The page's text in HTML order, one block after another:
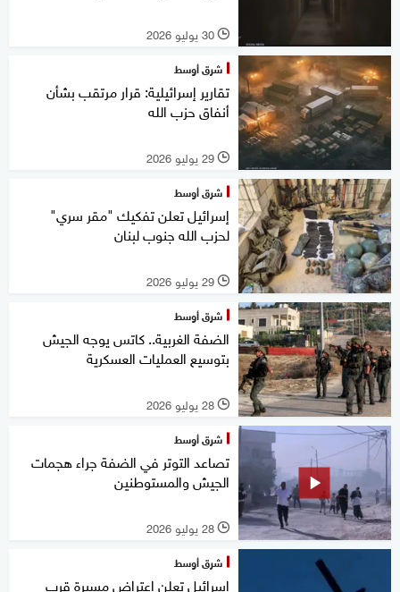
l 30 يوليو 2026
شرق أوسط
تقارير إسرائيلية: قرار مرتقب بشأن
أنفاق حزب الله
l 29 يوليو 2026
شرق أوسط
إسرائيل تعلن تفكيك "مقر سري"
لحزب الله جنوب لبنان
l 29 يوليو 2026
شرق أوسط
الضفة الغربية.. كاتس يوجه الجيش
بتوسيع العمليات العسكرية
l 28 يوليو 2026
شرق أوسط
تصاعد التوتر في الضفة جراء هجمات
الجيش والمستوطنين
l 28 يوليو 2026
شرق أوسط
إسرائيل تعلن اعتراض مسيرة قرب